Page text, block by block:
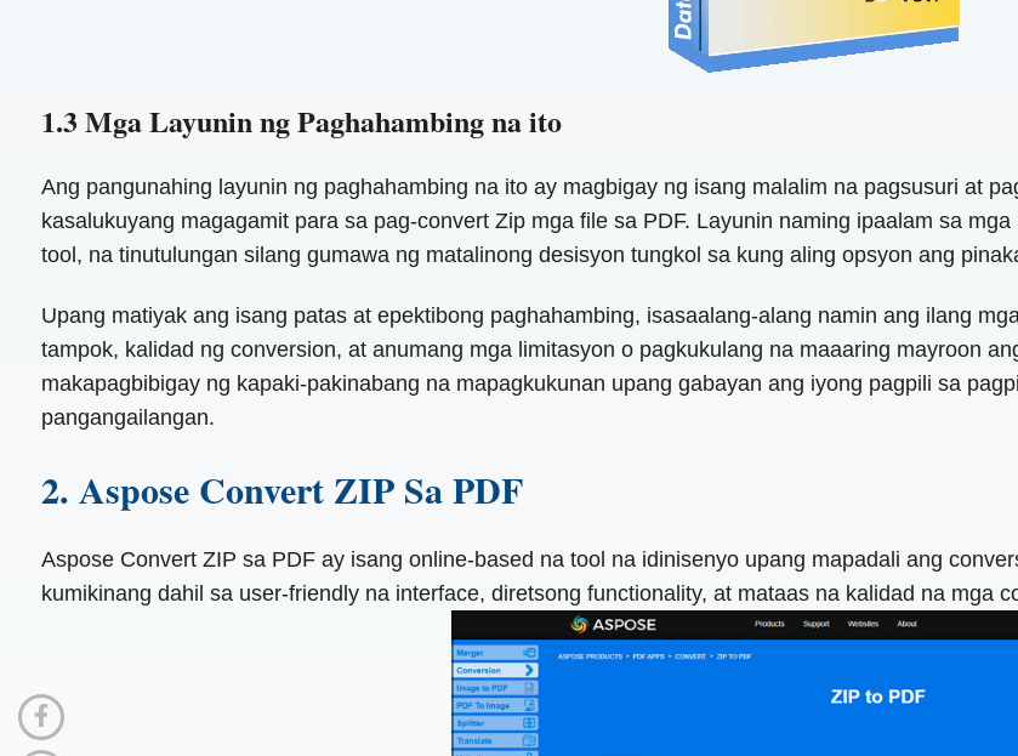
1.3 Mga Layunin ng Paghahambing na ito
Ang pangunahing layunin ng paghahambing na ito ay magbigay ng isang malalim na pagsusuri at
kasalukuyang magagamit para sa pag-convert Zip mga file sa PDF. Layunin naming ipaalam sa
tool, na tinutulungan silang gumawa ng matalinong desisyon tungkol sa kung aling opsyon ang
Upang matiyak ang isang patas at epektibong paghahambing, isasaalang-alang namin ang ilang
tampok, kalidad ng conversion, at anumang mga limitasyon o pagkukulang na maaaring mayroon
makapagbibigay ng kapaki-pakinabang na mapagkukunan upang gabayan ang iyong pagpili sa
pangangailangan.
2. Aspose Convert ZIP Sa PDF
Aspose Convert ZIP sa PDF ay isang online-based na tool na idinisenyo upang mapadali ang
kumikinang dahil sa user-friendly na interface, diretsong functionality, at mataas na kalidad na mga